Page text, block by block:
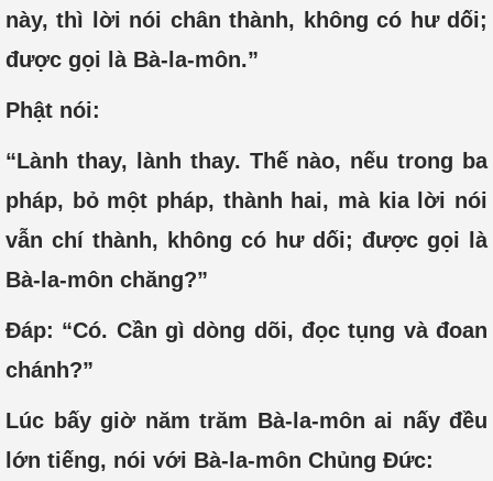
này, thì lời nói chân thành, không có hư dối;
được gọi là Bà-la-môn.”
Phật nói:
“Lành thay, lành thay. Thế nào, nếu trong ba
pháp, bỏ một pháp, thành hai, mà kia lời nói
vẫn chí thành, không có hư dối; được gọi là
Bà-la-môn chăng?”
Đáp: “Có. Cần gì dòng dõi, đọc tụng và đoan
chánh?”
Lúc bấy giờ năm trăm Bà-la-môn ai nấy đều
lớn tiếng, nói với Bà-la-môn Chủng Đức: